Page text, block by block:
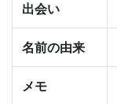
出会い
名前の由来
メモ